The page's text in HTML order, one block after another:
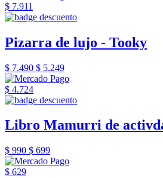
$ 7.911
Pizarra de lujo - Tooky
$ 7.490 $ 5.249
$ 4.724
Libro Mamurri de
$ 990 $ 699
$ 629